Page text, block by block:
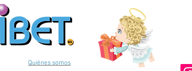
Quiénes somos